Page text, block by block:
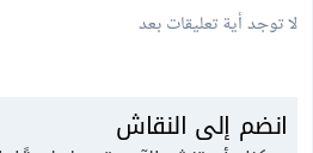
لا توجد أية تعليقات بعد
انضم إلى النقاش